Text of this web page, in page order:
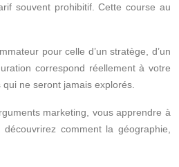
souvent prohibitif. Cette course au
pour celle d’un stratège, d’un
correspond réellement à votre
ne seront jamais explorés.
marketing, vous apprendre à
comment la géographie,